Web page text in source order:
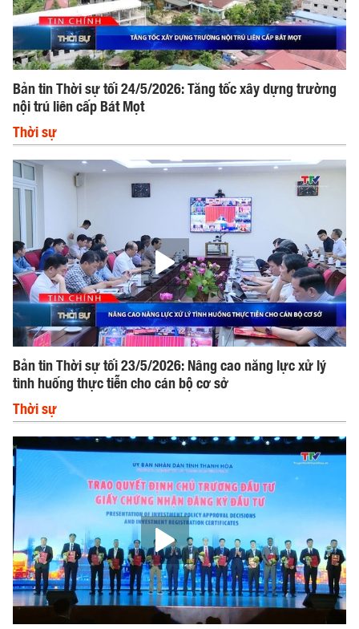
Bản tin Thời sự tối 24/5/2026: Tăng tốc xây dựng trường
nội trú liên cấp Bát Mọt
Thời sự
Bản tin Thời sự tối 23/5/2026: Nâng cao năng lực xử lý
tình huống thực tiễn cho cán bộ cơ sở
Thời sự